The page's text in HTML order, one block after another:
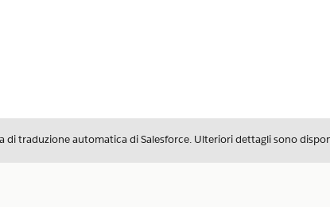
traduzione automatica di Salesforce. Ulteriori dettagli sono